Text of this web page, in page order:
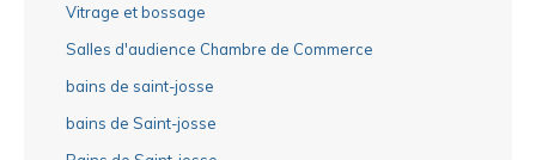
Vitrage et bossage
Salles d'audience Chambre de Commerce
bains de saint-josse
bains de Saint-josse